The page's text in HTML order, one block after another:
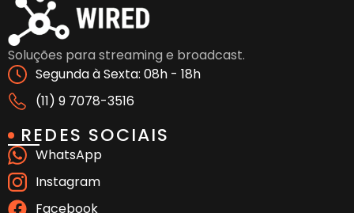
Soluções para streaming e broadcast.
Segunda à Sexta: 08h - 18h
(11) 9 7078-3516
REDES SOCIAIS
WhatsApp
Instagram
Facebook